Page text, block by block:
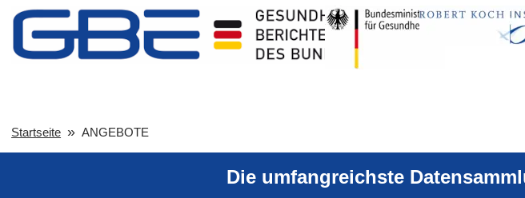
Startseite ANGEBOTE
Die umfangreichste